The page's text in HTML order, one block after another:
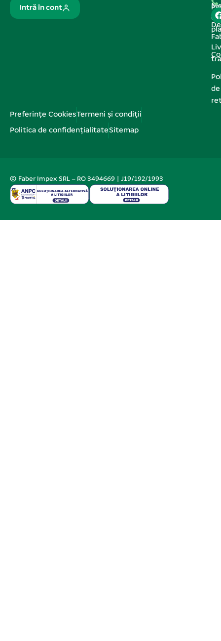
Intră în cont
de
de
Preferințe CookiesTermeni și condiții
Politica de confidențialitateSitemap
© Faber Impex SRL – RO 3494669 | J19/192/1993